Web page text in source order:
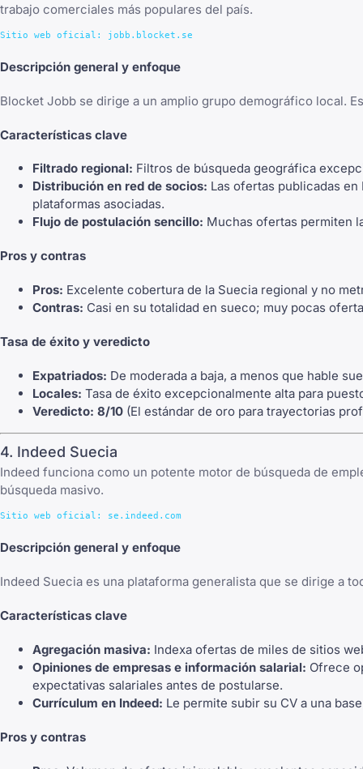
trabajo comerciales más populares del país.
Descripción general y enfoque
Blocket Jobb se dirige a un amplio grupo demográfico local.
Características clave
Filtrado regional: Filtros de búsqueda geográfica
Distribución en red de socios: Las ofertas publicadas
plataformas asociadas.
Flujo de postulación sencillo: Muchas ofertas permiten
Pros y contras
Pros: Excelente cobertura de la Suecia regional y no
Contras: Casi en su totalidad en sueco; muy pocas
Tasa de éxito y veredicto
Expatriados: De moderada a baja, a menos que hable
Locales: Tasa de éxito excepcionalmente alta para
Veredicto: 8/10 (El estándar de oro para trayectorias
4. Indeed Suecia
Indeed funciona como un potente motor de búsqueda de
búsqueda masivo.
Descripción general y enfoque
Indeed Suecia es una plataforma generalista que se dirige a
Características clave
Agregación masiva: Indexa ofertas de miles de sitios
Opiniones de empresas e información salarial: Ofrece
expectativas salariales antes de postularse.
Currículum en Indeed: Le permite subir su CV a una
Pros y contras